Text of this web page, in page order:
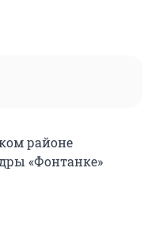
районе
«Фонтанке»